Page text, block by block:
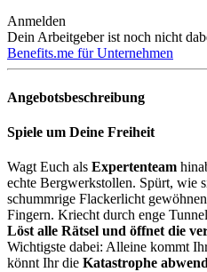
Anmelden
Dein Arbeitgeber ist noch nicht
Benefits.me für Unternehmen
Angebotsbeschreibung
Spiele um Deine Freiheit
Wagt Euch als Expertenteam
echte Bergwerkstollen. Spürt, wie
schummrige Flackerlicht
Fingern. Kriecht durch enge
Löst alle Rätsel und öffnet die
Wichtigste dabei: Alleine kommt
könnt Ihr die Katastrophe